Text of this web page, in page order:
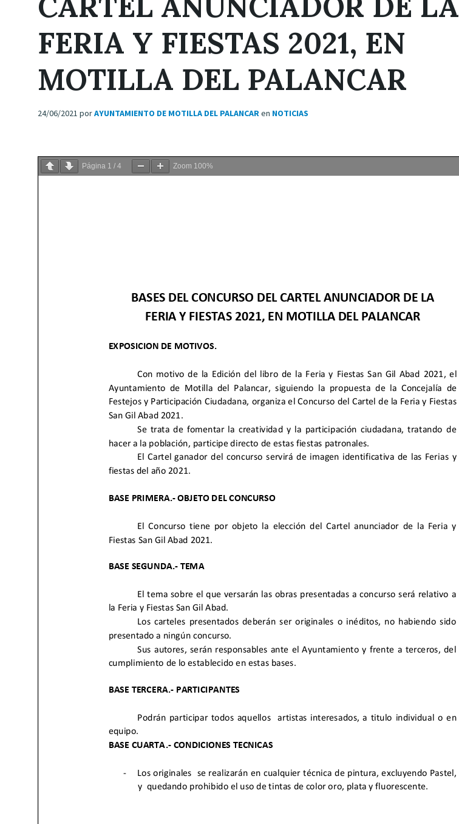
FERIA Y FIESTAS 2021, EN
MOTILLA DEL PALANCAR
24/06/2021 porAYUNTAMIENTO DE MOTILLA DEL PALANCARen NOTICIAS
Página 1 / 4 Zoom 100%